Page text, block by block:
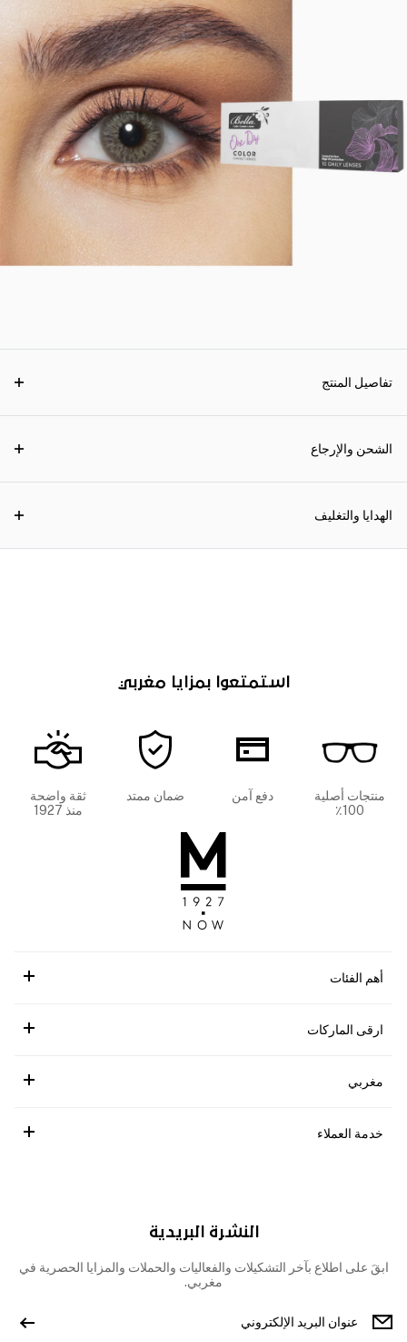
تفاصيل المنتج
الشحن والإرجاع
الهدايا والتغليف
استمتعوا بمزايا مغربي
منتجات أصلية
100٪
دفع آمن ضمان ممتد
ثقة واضحة
منذ 1927
أهم الفئات
ارقى الماركات
مغربي
خدمة العملاء
النشرة البريدية
ابقَ على اطلاع بآخر التشكيلات والفعاليات والحملات والمزايا الحصرية في
مغربي.